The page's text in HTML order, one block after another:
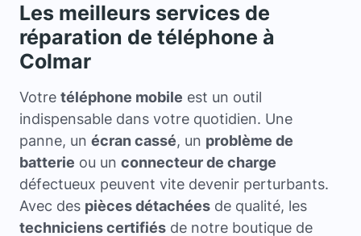
Les meilleurs services de
réparation de téléphone à
Colmar
Votre téléphone mobile est un outil
indispensable dans votre quotidien. Une
panne, un écran cassé, un problème de
batterie ou un connecteur de charge
défectueux peuvent vite devenir perturbants.
Avec des pièces détachées de qualité, les
techniciens certifiés de notre boutique de